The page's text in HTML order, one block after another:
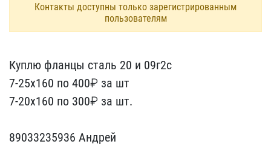
Контакты доступны только зарегистрированным
пользователям
Куплю фланцы сталь 20 и ​09г2с
7-25х160 по 400₽ ​за шт
7-20х160 по 300₽​ за шт.
89033235936 Анд​рей